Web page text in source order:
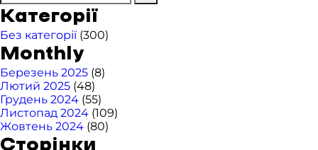
Категорії
Без категорії (300)
Monthly
Березень 2025 (8)
Лютий 2025 (48)
Грудень 2024 (55)
Листопад 2024 (109)
Жовтень 2024 (80)
Сторінки